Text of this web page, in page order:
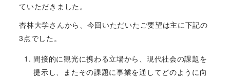
ていただきました。
杏林大学さんから、今回いただいたご要望は主に下記の
3点でした。
間接的に観光に携わる立場から、現代社会の課題を
提示し、またその課題に事業を通してどのように向